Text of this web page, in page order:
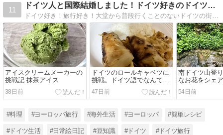
11
ドイツ人と国際結婚しました！ドイツ好きのドイツ旅・文化・食！
アイスクリームメーカーの
挑戦記 抹茶アイス
38日前
ドイツのロールキャベツに
挑戦。ドイツ語でなんてい
うの？
47日前
南ドイツ山登
なお花をシェ
54日前
#料理 #ヨーロッパ旅行 #海外生活 #ヨーロッパ #簡単レシピ
#ドイツ生活 #日常絵日記 #豆知識 #ドイツ #ドイツ旅行